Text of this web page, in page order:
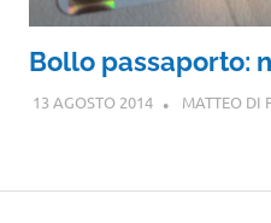
Bollo passaporto:
13 AGOSTO 2014 MATTEO DI